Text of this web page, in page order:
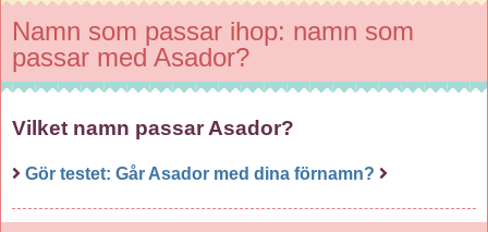
Namn som passar ihop: namn som
passar med Asador?
Vilket namn passar Asador?
Gör testet: Går Asador med dina förnamn?